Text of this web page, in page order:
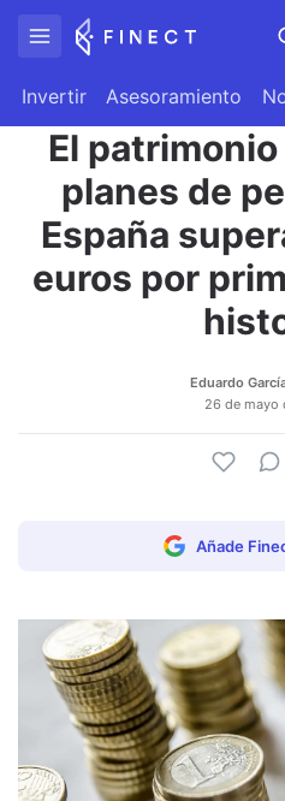
Invertir Asesoramiento
El
planes de
España
euros por
Eduardo
26 de mayo
Añade